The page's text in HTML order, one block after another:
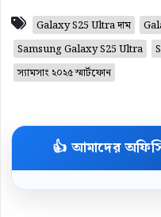
Galaxy S25 Ultra দাম
Samsung Galaxy S25 Ultra
স্যামসাং ২০২৫ স্মার্টফোন
👍 আমাদের